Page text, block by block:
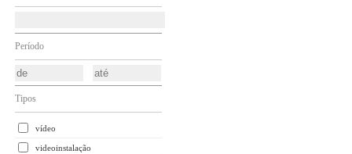
Período
Tipos
vídeo
videoinstalação